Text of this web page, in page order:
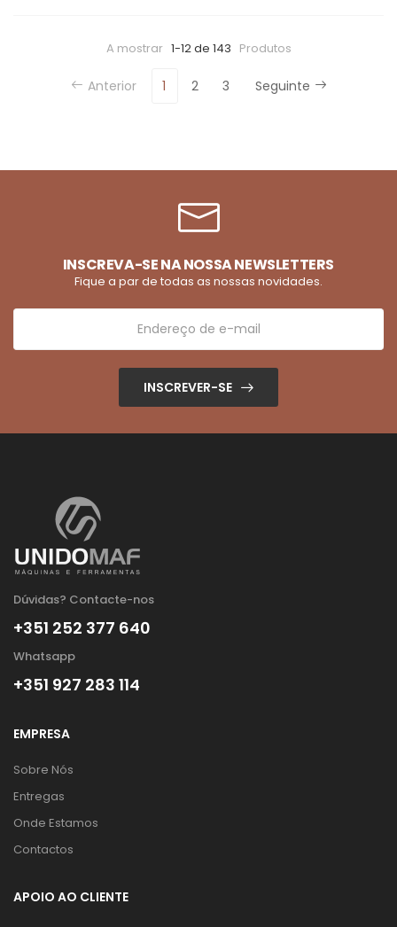
A mostrar 1-12 de 143 Produtos
Anterior 1 2 3 Seguinte
INSCREVA-SE NA NOSSA NEWSLETTERS
Fique a par de todas as nossas novidades.
INSCREVER-SE
Dúvidas? Contacte-nos
+351 252 377 640
Whatsapp
+351 927 283 114
EMPRESA
Sobre Nós
Entregas
Onde Estamos
Contactos
APOIO AO CLIENTE